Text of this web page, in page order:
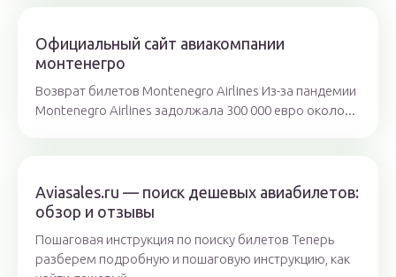
Официальный сайт авиакомпании
монтенегро
Возврат билетов Montenegro Airlines Из-за пандемии
Montenegro Airlines задолжала 300 000 евро около...
Aviasales.ru — поиск дешевых авиабилетов:
обзор и отзывы
Пошаговая инструкция по поиску билетов Теперь
разберем подробную и пошаговую инструкцию, как